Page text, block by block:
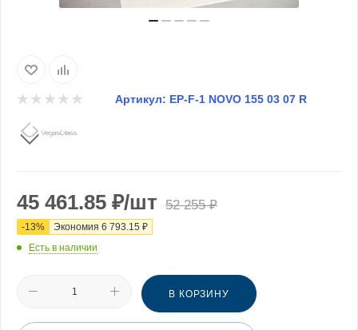
Артикул: EP-F-1 NOVO 155 03 07 R
45 461.85 ₽/шт 52 255₽
-13% Экономия 6 793.15 ₽
Есть в наличии
В КОРЗИНУ